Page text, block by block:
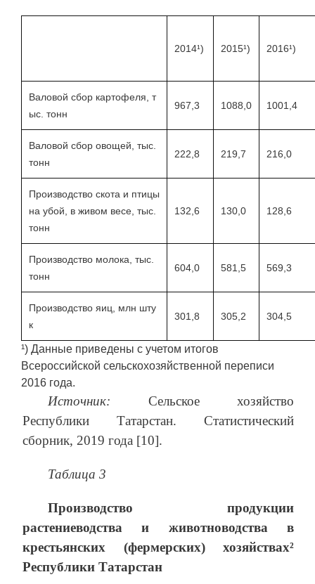
2014¹) 2015¹) 2016¹)
Валовой сбор картофеля, т
ыс. тонн
967,3 1088,0 1001,4
Валовой сбор овощей, тыс.
тонн
222,8 219,7 216,0
Производство скота и птицы
на убой, в живом весе, тыс.
тонн
132,6 130,0 128,6
Производство молока, тыс.
тонн
604,0 581,5 569,3
Производство яиц, млн шту
к
301,8 305,2 304,5
¹) Данные приведены с учетом итогов
Всероссийской сельскохозяйственной переписи
2016 года.
Источник: Сельское хозяйство
Республики Татарстан. Статистический
сборник, 2019 года [10].
Таблица 3
Производство продукции
растениеводства и животноводства в
крестьянских (фермерских) хозяйствах²
Республики Татарстан